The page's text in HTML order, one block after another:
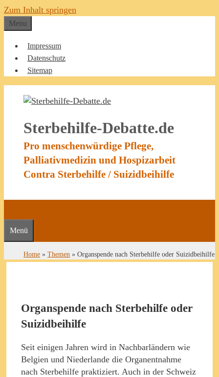
Zum Inhalt springen
Menu
Impressum
Datenschutz
Sitemap
Sterbehilfe-Debatte.de
Pro menschenwürdige Pflege,
Palliativmedizin und Hospizarbeit
Contra Sterbehilfe / Suizidbeihilfe
Menü
Home » Themen » Organspende nach Sterbehilfe oder Suizidbeihilfe
Organspende nach Sterbehilfe oder
Suizidbeihilfe
Seit einigen Jahren wird in Nachbarländern wie
Belgien und Niederlande die Organentnahme
nach Sterbehilfe praktiziert. Auch in der Schweiz